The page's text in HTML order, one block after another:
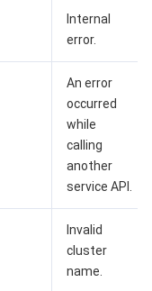
Internal
error.
An error
occurred
while
calling
another
service API.
Invalid
cluster
name.